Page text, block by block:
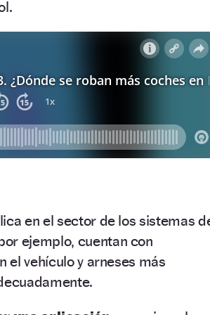
en el sector de los sistemas
ejemplo, cuentan con
el vehículo y arneses más